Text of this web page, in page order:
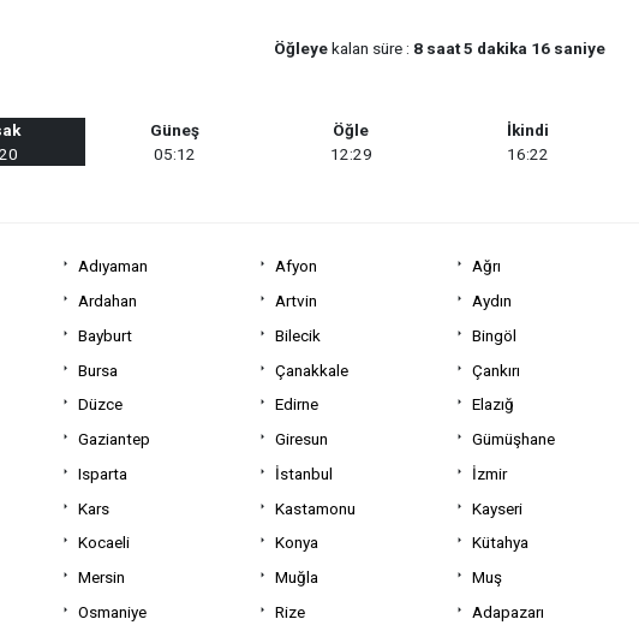
Öğleyekalan süre : 8 saat 5 dakika 16 saniye
Güneş
05:12
Öğle
12:29
İkindi
16:22
Adıyaman Afyon Ağrı
Ardahan Artvin Aydın
Bayburt Bilecik Bingöl
Bursa Çanakkale Çankırı
Düzce Edirne Elazığ
Gaziantep Giresun Gümüşhane
Isparta İstanbul İzmir
Kars Kastamonu Kayseri
Kocaeli Konya Kütahya
Mersin Muğla Muş
Osmaniye Rize Adapazarı